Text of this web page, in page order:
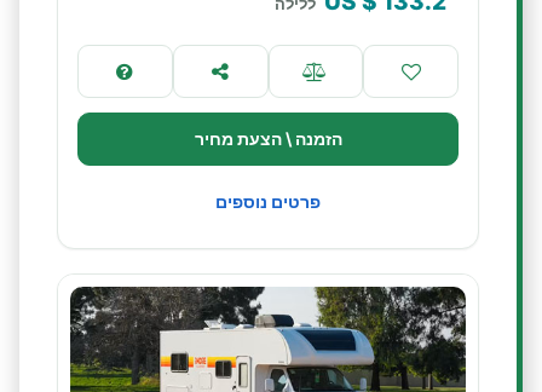
הזמנה \ הצעת מחיר
פרטים נוספים